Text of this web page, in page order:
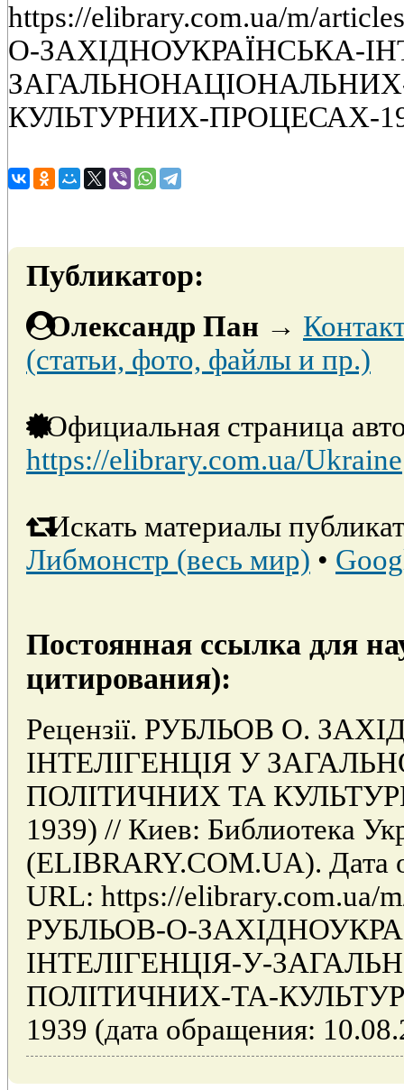
https://elibrary.com.ua/m/
О-ЗАХIДНОУКРАЇНСЬКА-
КУЛЬТУРНИХ-ПРОЦЕСАХ-
Публикатор:
Олександр Пан →
(статьи, фото, файлы и пр.)
Официальная страница
https://elibrary.com.ua/Ukraine
Искать материалы
Либмонстр (весь мир) •
Постоянная ссылка для
цитирования):
Рецензiї. РУБЛЬОВ О.
IНТЕЛIГЕНЦIЯ У
ПОЛIТИЧНИХ ТА
1939) // Киев: Библиотека
(ELIBRARY.COM.UA). Дата
URL: https://elibrary.com.ua/
РУБЛЬОВ-О-
IНТЕЛIГЕНЦIЯ-У-
ПОЛIТИЧНИХ-ТА-
1939 (дата обращения: